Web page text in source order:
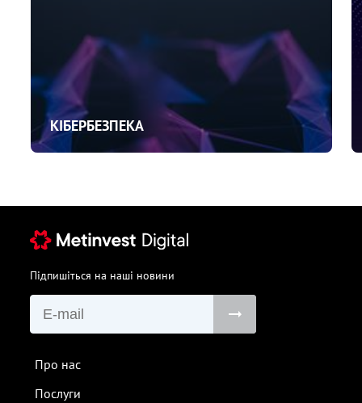
КІБЕРБЕЗПЕКА
Підпишіться на наші новини
Про нас
Послуги